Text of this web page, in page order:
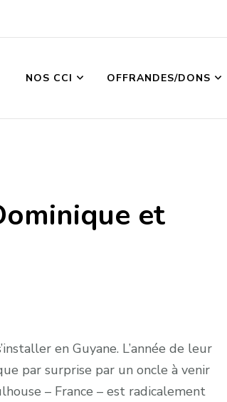
NOS CCI OFFRANDES/DONS
et
en Guyane. L’année de leur
par surprise par un oncle à venir
– France – est radicalement